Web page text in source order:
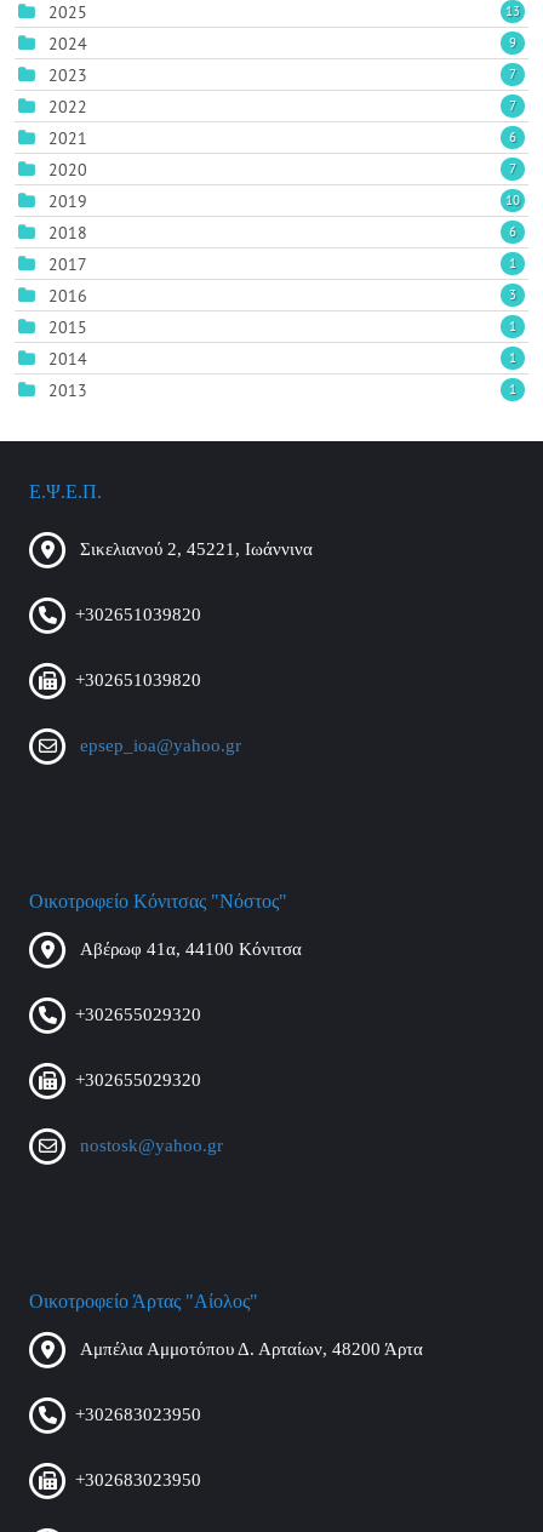
2025 13
2024 9
2023 7
2022 7
2021 6
2020 7
2019 10
2018 6
2017 1
2016 3
2015 1
2014 1
2013 1
Ε.Ψ.Ε.Π.
Σικελιανού 2, 45221, Ιωάννινα
+302651039820
+302651039820
epsep_ioa@yahoo.gr
Οικοτροφείο Κόνιτσας "Νόστος"
Αβέρωφ 41α, 44100 Κόνιτσα
+302655029320
+302655029320
nostosk@yahoo.gr
Οικοτροφείο Άρτας "Αίολος"
Αμπέλια Αμμοτόπου Δ. Αρταίων, 48200 Άρτα
+302683023950
+302683023950